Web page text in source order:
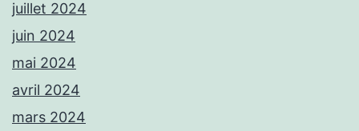
juillet 2024
juin 2024
mai 2024
avril 2024
mars 2024